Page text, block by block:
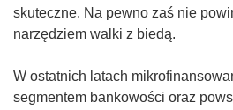
skuteczne. Na pewno zaś nie
narzędziem walki z biedą.
W ostatnich latach
segmentem bankowości oraz